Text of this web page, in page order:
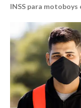
INSS para